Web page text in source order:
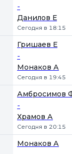
-
Данилов Е
Сегодня в 18:15
Гришаев Е
-
Монаков А
Сегодня в 19:45
Амбросимов
-
Храмов А
Сегодня в 20:15
Монаков А